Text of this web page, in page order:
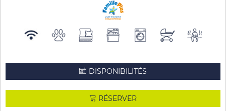
DISPONIBILITÉS
RÉSERVER